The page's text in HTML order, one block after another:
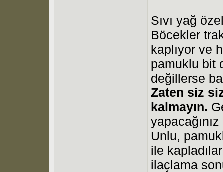
Sıvı yağ
Böcekler
kaplıyor ve
pamuklu bit
değillerse
Zaten siz
kalmayın.
Unlu,
ile
ilaçlama